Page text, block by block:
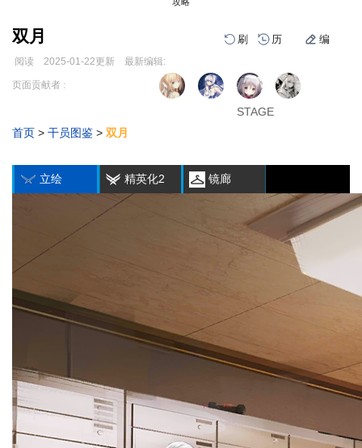
双月 刷 历 编
阅读 2025-01-22更新 最新编辑:
跳
航
跳
索
页面贡献者 :
首页 > 干员图鉴 > 双月
立绘 精英化2 镜廊
1
STAGE
2
STAGE
3
STAGE